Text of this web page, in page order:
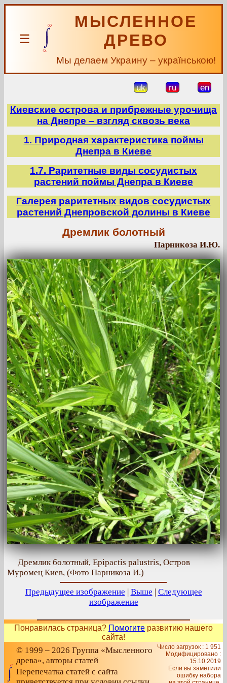
☰
МЫСЛЕННОЕ
ДРЕВО
Мы делаем Украину – українською!
uk ru en
Киевские острова и прибрежные урочища
на Днепре – взгляд сквозь века
1. Природная характеристика поймы
Днепра в Киеве
1.7. Раритетные виды сосудистых
растений поймы Днепра в Киеве
Галерея раритетных видов сосудистых
растений Днепровской долины в Киеве
Дремлик болотный
Парникоза И.Ю.
Дремлик болотный, Epipactis palustris, Остров
Муромец Киев, (Фото Парникоза И.)
Предыдущее изображение | Выше | Следующее
изображение
Понравилась страница? Помогите развитию нашего
сайта!
© 1999 – 2026 Группа «Мысленного
древа», авторы статей
Перепечатка статей с сайта
Число загрузок : 1 951
Модифицировано :
15.10.2019
Если вы заметили
ошибку набора